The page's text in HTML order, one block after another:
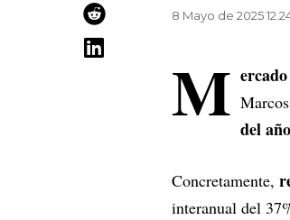
8 Mayo de 2025
M del año
Concretamente,
interanual del